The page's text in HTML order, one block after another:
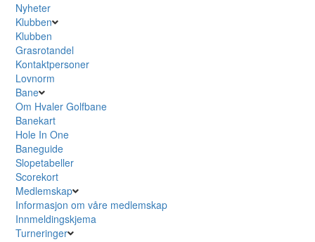
Nyheter
Klubben
Klubben
Grasrotandel
Kontaktpersoner
Lovnorm
Bane
Om Hvaler Golfbane
Banekart
Hole In One
Baneguide
Slopetabeller
Scorekort
Medlemskap
Informasjon om våre medlemskap
Innmeldingskjema
Turneringer